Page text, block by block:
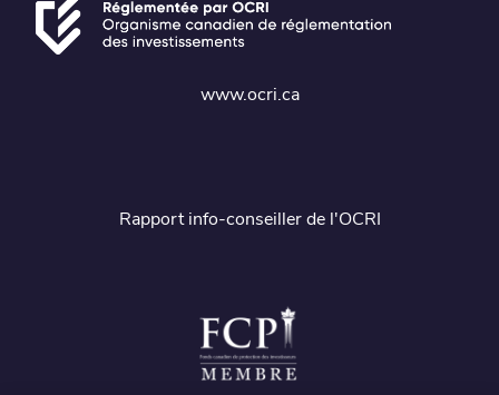
www.ocri.ca
Rapport info-conseiller de l'OCRI